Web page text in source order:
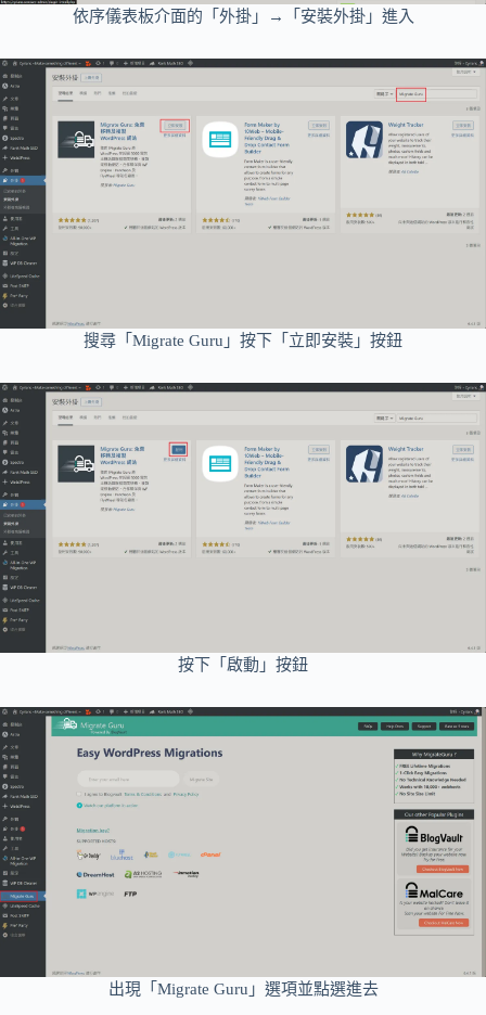
依序儀表板介面的「外掛」→「安裝外掛」進入
搜尋「Migrate Guru」按下「立即安裝」按鈕
按下「啟動」按鈕
出現「Migrate Guru」選項並點選進去